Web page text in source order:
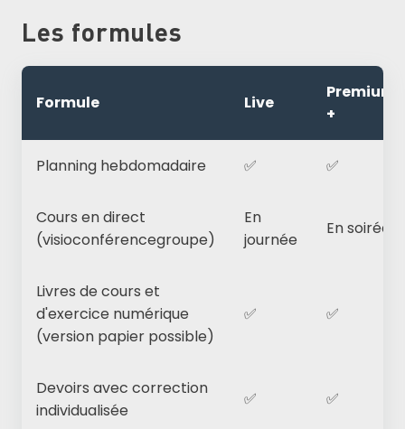
Les formules
Formule Live
Premium
+
Planning hebdomadaire ✅ ✅
Cours en direct
(visioconférencegroupe)
En
journée
En soirée
Livres de cours et
d'exercice numérique
(version papier possible)
✅ ✅
Devoirs avec correction
individualisée
✅ ✅